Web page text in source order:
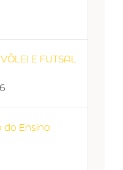
E FUTSAL
do Ensino